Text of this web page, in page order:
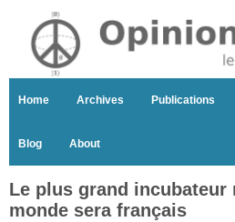
Home Archives Publications
Blog About
Le plus grand incubateur
monde sera français